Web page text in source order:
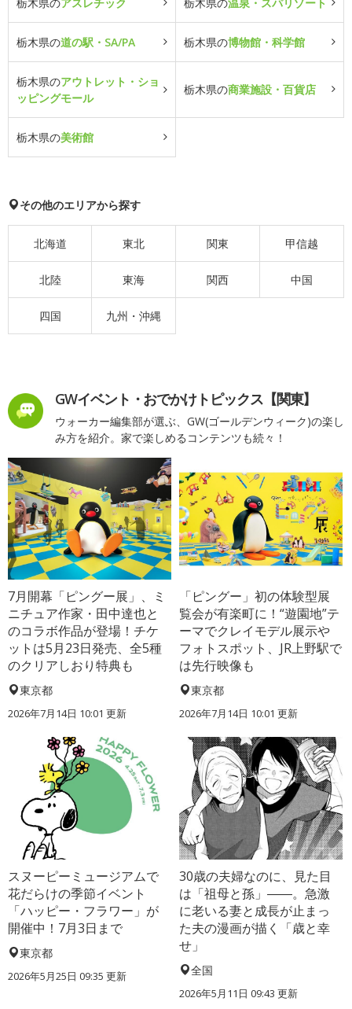
栃木県の道の駅・SA/PA 栃木県の博物館・科学館
栃木県のアウトレット・ショ
ッピングモール
栃木県の商業施設・百貨店
栃木県の美術館
その他のエリアから探す
北海道 東北 関東 甲信越
北陸 東海 関西 中国
四国 九州・沖縄
GWイベント・おでかけトピックス【関東】
ウォーカー編集部が選ぶ、GW(ゴールデンウィーク)の楽し
み方を紹介。家で楽しめるコンテンツも続々！
7月開幕「ピングー展」、ミ
ニチュア作家・田中達也と
のコラボ作品が登場！チケ
ットは5月23日発売、全5種
のクリアしおり特典も
東京都
2026年7月14日 10:01 更新
「ピングー」初の体験型展
覧会が有楽町に！“遊園地”テ
ーマでクレイモデル展示や
フォトスポット、JR上野駅で
は先行映像も
東京都
2026年7月14日 10:01 更新
スヌーピーミュージアムで
花だらけの季節イベント
「ハッピー・フラワー」が
開催中！7月3日まで
東京都
2026年5月25日 09:35 更新
30歳の夫婦なのに、見た目
は「祖母と孫」――。急激
に老いる妻と成長が止まっ
た夫の漫画が描く「歳と幸
せ」
全国
2026年5月11日 09:43 更新